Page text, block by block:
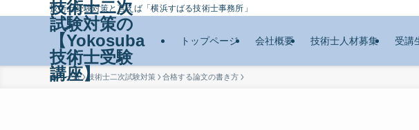
技術士受験対策と言えば「横浜すばる技術士事務所」
技術士二次
試験対策の
【Yokosuba
技術士受験
講座】
トップページ 会社概要 技術士人材募集 受講
ホーム 技術士二次試験対策 合格する論文の書き方